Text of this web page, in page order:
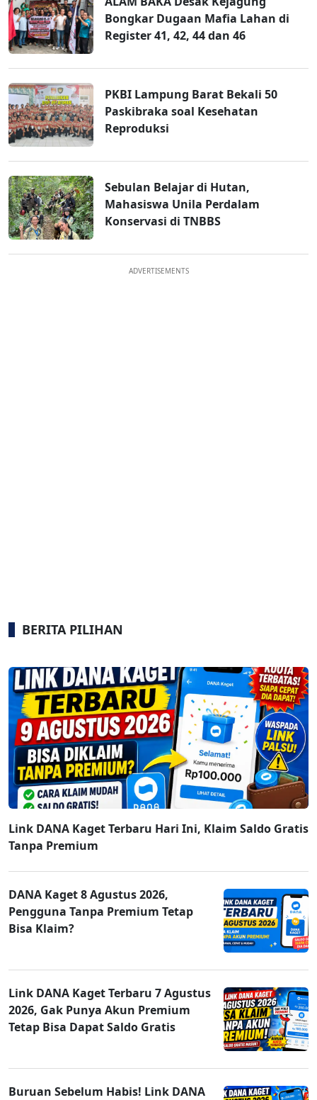
Bongkar Dugaan Mafia Lahan di
Register 41, 42, 44 dan 46
PKBI Lampung Barat Bekali 50
Paskibraka soal Kesehatan
Reproduksi
Sebulan Belajar di Hutan,
Mahasiswa Unila Perdalam
Konservasi di TNBBS
ADVERTISEMENTS
BERITA PILIHAN
Link DANA Kaget Terbaru Hari Ini, Klaim Saldo Gratis
Tanpa Premium
DANA Kaget 8 Agustus 2026,
Pengguna Tanpa Premium Tetap
Bisa Klaim?
Link DANA Kaget Terbaru 7 Agustus
2026, Gak Punya Akun Premium
Tetap Bisa Dapat Saldo Gratis
Buruan Sebelum Habis! Link DANA